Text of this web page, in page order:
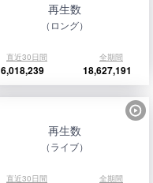
再生数
（ロング）
直近30日間 全期間
6,018,239 18,627,191
再生数
（ライブ）
直近30日間 全期間